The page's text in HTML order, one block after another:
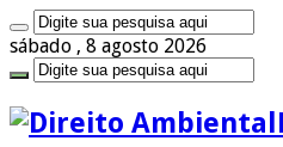
sábado , 8 agosto 2026